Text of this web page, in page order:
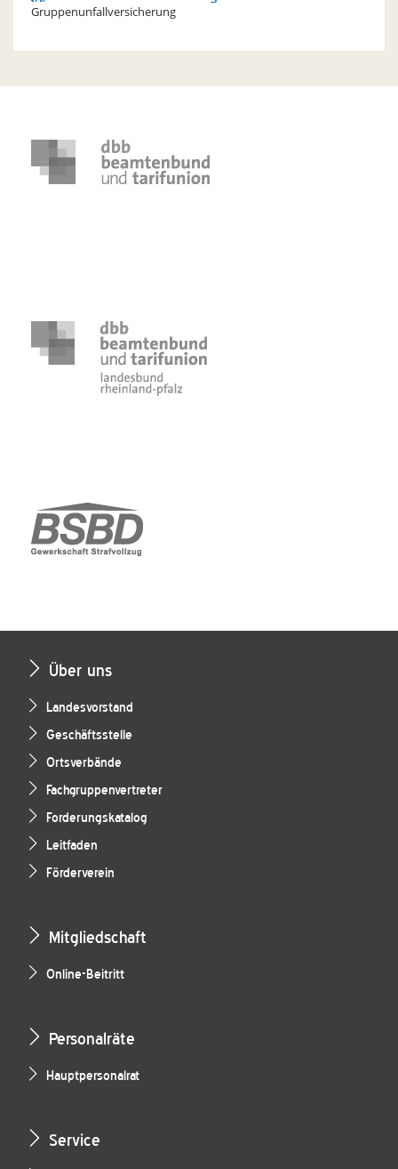
Gruppenunfallversicherung
Über uns
Landesvorstand
Geschäftsstelle
Ortsverbände
Fachgruppenvertreter
Forderungskatalog
Leitfaden
Förderverein
Mitgliedschaft
Online-Beitritt
Personalräte
Hauptpersonalrat
Service